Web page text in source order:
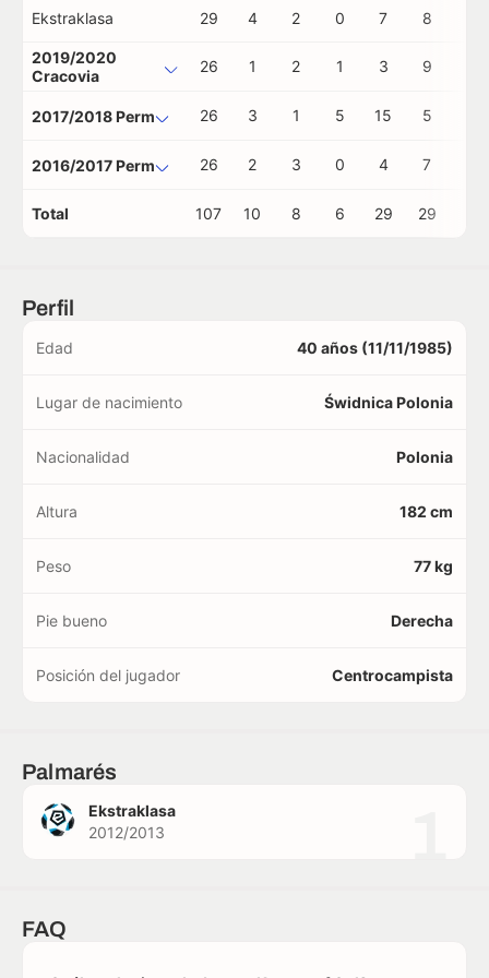
Ekstraklasa 29 4 2 0 7 8
2019/2020
Cracovia
26 1 2 1 3 9
2017/2018 Perm 26 3 1 5 15 5
2016/2017 Perm 26 2 3 0 4 7
Total 107 10 8 6 29 29
Perfil
Edad 40 años (11/11/1985)
Lugar de nacimiento Świdnica Polonia
Nacionalidad Polonia
Altura 182 cm
Peso 77 kg
Pie bueno Derecha
Posición del jugador Centrocampista
Palmarés
Ekstraklasa
2012/2013
FAQ